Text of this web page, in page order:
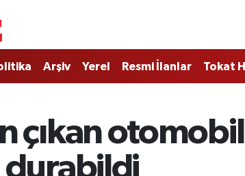
Arşiv Yerel Resmi İlanlar Tokat
çıkan otomobil
durabildi